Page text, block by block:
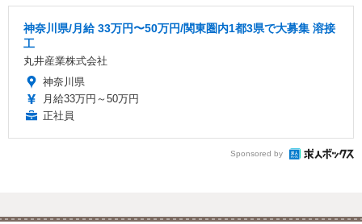
神奈川県/月給 33万円〜50万円/関東圏内1都3県で大募集 溶接
工
丸井産業株式会社
神奈川県
月給33万円～50万円
正社員
Sponsored by